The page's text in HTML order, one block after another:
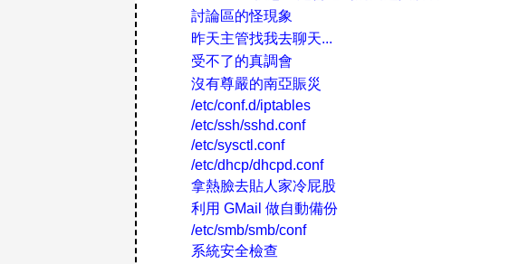
討論區的怪現象
昨天主管找我去聊天...
受不了的真調會
沒有尊嚴的南亞賑災
/etc/conf.d/iptables
/etc/ssh/sshd.conf
/etc/sysctl.conf
/etc/dhcp/dhcpd.conf
拿熱臉去貼人家冷屁股
利用 GMail 做自動備份
/etc/smb/smb/conf
系統安全檢查